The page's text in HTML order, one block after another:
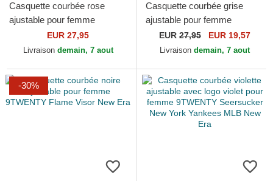
Casquette courbée rose
ajustable pour femme
9TWENTY Pattern Spring
Training Fan Pack 2025
EUR 27,95
Livraison demain, 7 aout
Casquette courbée grise
ajustable pour femme
9TWENTY Leaf Open Back
Spring Training Fan Pack
EUR 27,95 EUR 19,57
Livraison demain, 7 aout
-30%